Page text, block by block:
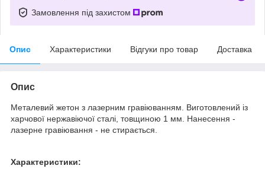
Замовлення під захистом
Опис Характеристики Відгуки про товар Доставка
Опис
Металевий жетон з лазерним гравіюванням. Виготовлений із
харчової нержавіючої сталі, товщиною 1 мм. Нанесення -
лазерне гравіювання - не стирається.
Характеристики: